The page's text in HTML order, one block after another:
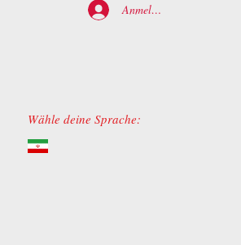
Anmelden
Wähle deine Sprache: